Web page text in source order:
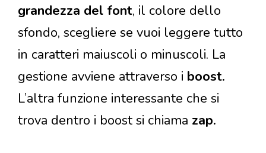
grandezza del font, il colore dello
sfondo, scegliere se vuoi leggere tutto
in caratteri maiuscoli o minuscoli. La
gestione avviene attraverso i boost.
L’altra funzione interessante che si
trova dentro i boost si chiama zap.